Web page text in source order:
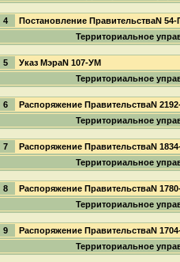
4
Постановление ПравительстваN
Территориальное
5
Указ МэраN 107-УМ
Территориальное
6
Распоряжение ПравительстваN
Территориальное
7
Распоряжение ПравительстваN
Территориальное
8
Распоряжение ПравительстваN
Территориальное
9
Распоряжение ПравительстваN
Территориальное